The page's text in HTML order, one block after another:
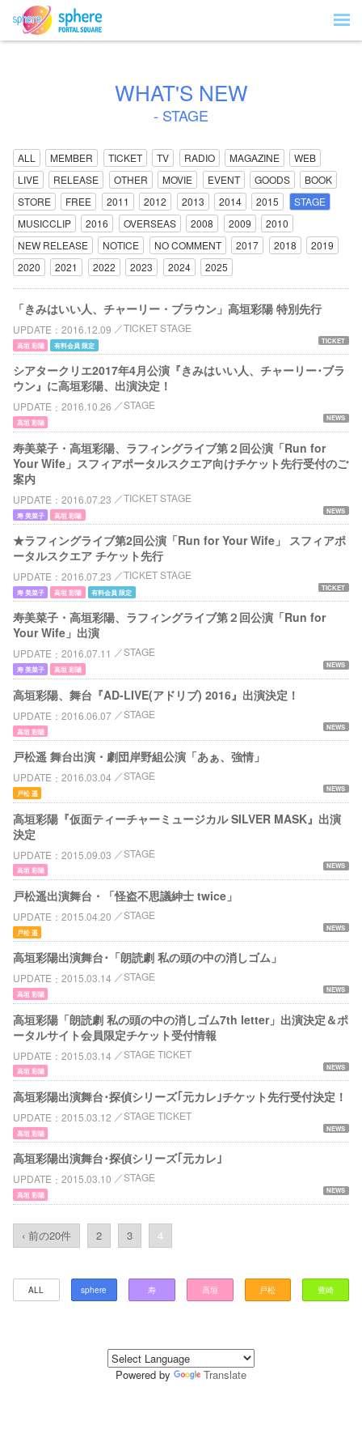
WHAT'S NEW
- STAGE
ALL MEMBER TICKET TV RADIO MAGAZINE
WEB
LIVE
RELEASE OTHER MOVIE EVENT GOODS
BOOK
STORE
FREE 2011 2012 2013 2014 2015
STAGE
MUSICCLIP
2016 OVERSEAS 2008 2009
2010
NEW RELEASE
NOTICE NO COMMENT 2017 2018
2019
2020
2021 2022 2023 2024 2025
「きみはいい人、チャーリー・ブラウン」高垣彩陽 特別先行
UPDATE 2016.12.09 TICKET STAGE
TICKET
高垣 彩陽 有料会員 限定
シアタークリエ2017年4月公演『きみはいい人、チャーリー･ブラ
ウン』に高垣彩陽、出演決定！
UPDATE 2016.10.26 STAGE
NEWS
高垣 彩陽
寿美菜子・高垣彩陽、ラフィングライブ第２回公演「Run for
Your Wife」スフィアポータルスクエア向けチケット先行受付のご
案内
UPDATE 2016.07.23 TICKET STAGE
NEWS
寿 美菜子 高垣 彩陽
★ラフィングライブ第2回公演「Run for Your Wife」 スフィアポ
ータルスクエア チケット先行
UPDATE 2016.07.23 TICKET STAGE
TICKET
寿 美菜子 高垣 彩陽 有料会員 限定
寿美菜子・高垣彩陽、ラフィングライブ第２回公演「Run for
Your Wife」出演
UPDATE 2016.07.11 STAGE
NEWS
寿 美菜子 高垣 彩陽
高垣彩陽、舞台『AD-LIVE(アドリブ) 2016』出演決定！
UPDATE 2016.06.07 STAGE
NEWS
高垣 彩陽
戸松遥 舞台出演・劇団岸野組公演「あぁ、強情」
UPDATE 2016.03.04 STAGE
NEWS
戸松 遥
高垣彩陽『仮面ティーチャーミュージカル SILVER MASK』出演
決定
UPDATE 2015.09.03 STAGE
NEWS
高垣 彩陽
戸松遥出演舞台・「怪盗不思議紳士 twice」
UPDATE 2015.04.20 STAGE
NEWS
戸松 遥
高垣彩陽出演舞台･「朗読劇 私の頭の中の消しゴム」
UPDATE 2015.03.14 STAGE
NEWS
高垣 彩陽
高垣彩陽「朗読劇 私の頭の中の消しゴム7th letter」出演決定＆ポ
ータルサイト会員限定チケット受付情報
UPDATE 2015.03.14 STAGE TICKET
NEWS
高垣 彩陽
高垣彩陽出演舞台･探偵シリーズ｢元カレ｣チケット先行受付決定！
UPDATE 2015.03.12 STAGE TICKET
NEWS
高垣 彩陽
高垣彩陽出演舞台･探偵シリーズ｢元カレ｣
UPDATE 2015.03.10 STAGE
NEWS
高垣 彩陽
‹ 前の20件 2 3 4
ALL sphere 寿 高垣 戸松 豊崎
Powered by Translate